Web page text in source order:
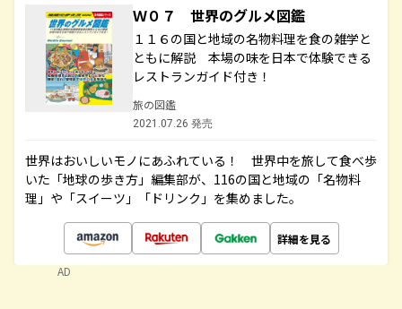
Ｗ０７ 世界のグルメ図鑑
１１６の国と地域の名物料理を食の雑学と
ともに解説 本場の味を日本で体験できる
レストランガイド付き！
旅の図鑑
2021.07.26 発売
世界はおいしいモノにあふれている！ 世界中を旅して食べ歩
いた「地球の歩き方」編集部が、116の国と地域の「名物料
理」や「スイーツ」「ドリンク」を集めました。
詳細を見る
AD